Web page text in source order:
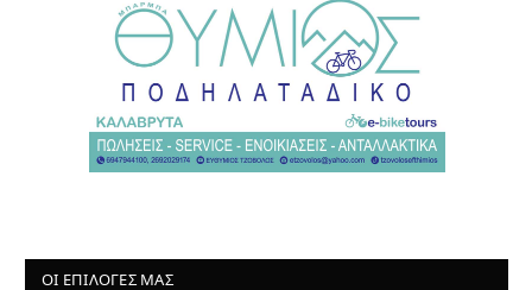
ΟΙ ΕΠΙΛΟΓΈΣ ΜΑΣ